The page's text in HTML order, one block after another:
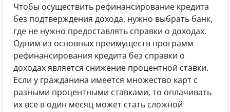
Чтобы осуществить рефинансирование кредита
без подтверждения дохода, нужно выбрать банк,
где не нужно предоставлять справки о доходах.
Одним из основных преимуществ программ
рефинансирования кредита без справки о
доходах является снижение процентной ставки.
Если у гражданина имеется множество карт с
разными процентными ставками, то оплачивать
их все в один месяц может стать сложной